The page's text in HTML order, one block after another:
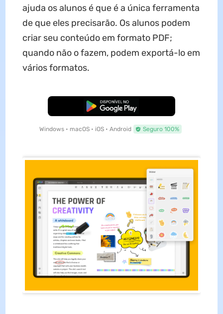
ajuda os alunos é que é a única ferramenta
de que eles precisarão. Os alunos podem
criar seu conteúdo em formato PDF;
quando não o fazem, podem exportá-lo em
vários formatos.
Baixar Grátis
Windows • macOS • iOS • Android Seguro 100%